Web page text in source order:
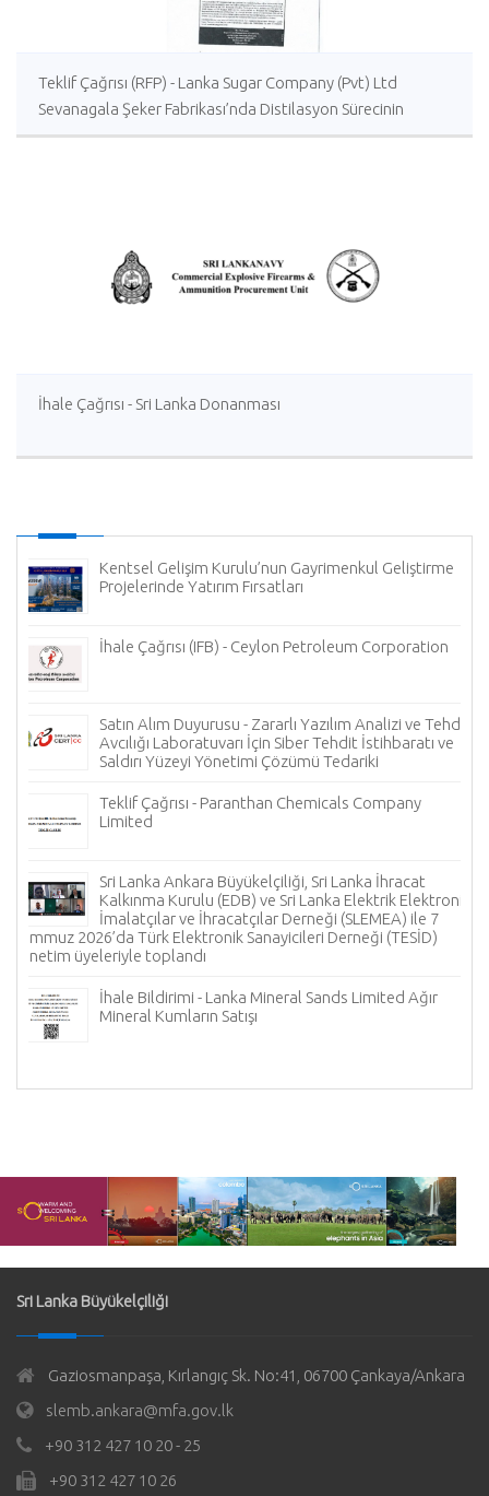
Teklif Çağrısı (RFP) - Lanka Sugar Company (Pvt) Ltd
Sevanagala Şeker Fabrikası’nda Distilasyon Sürecinin
İyileştirilmesi İçin Yerli veya Yabancı Danışmanlık Hizmeti
İhale Çağrısı - Sri Lanka Donanması
Kentsel Gelişim Kurulu’nun Gayrimenkul Geliştirme
Projelerinde Yatırım Fırsatları
İhale Çağrısı (IFB) - Ceylon Petroleum Corporation
Satın Alım Duyurusu - Zararlı Yazılım Analizi ve Tehdit
Avcılığı Laboratuvarı İçin Siber Tehdit İstihbaratı ve
Saldırı Yüzeyi Yönetimi Çözümü Tedariki
Teklif Çağrısı - Paranthan Chemicals Company
Limited
Sri Lanka Ankara Büyükelçiliği, Sri Lanka İhracat
Kalkınma Kurulu (EDB) ve Sri Lanka Elektrik Elektronik
İmalatçılar ve İhracatçılar Derneği (SLEMEA) ile 7
Temmuz 2026’da Türk Elektronik Sanayicileri Derneği (TESİD)
yönetim üyeleriyle toplandı
İhale Bildirimi - Lanka Mineral Sands Limited Ağır
Mineral Kumların Satışı
Sri Lanka Büyükelçiliği
Gaziosmanpaşa, Kırlangıç Sk. No:41, 06700 Çankaya/Ankara
slemb.ankara@mfa.gov.lk
+90 312 427 10 20 - 25
+90 312 427 10 26